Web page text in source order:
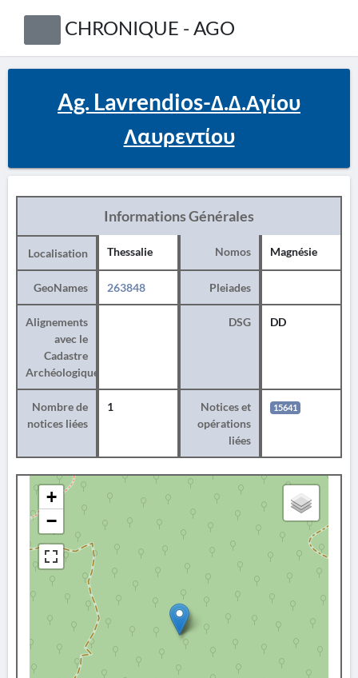
CHRONIQUE - AGO
Ag. Lavrendios-Δ.Δ.Αγίου
Λαυρεντίου
Informations Générales
Localisation Thessalie Nomos Magnésie
GeoNames 263848 Pleiades
Alignements
avec le
Cadastre
Archéologique
DSG DD
Nombre de
notices liées
1
Notices et
opérations
liées
15641
+
−